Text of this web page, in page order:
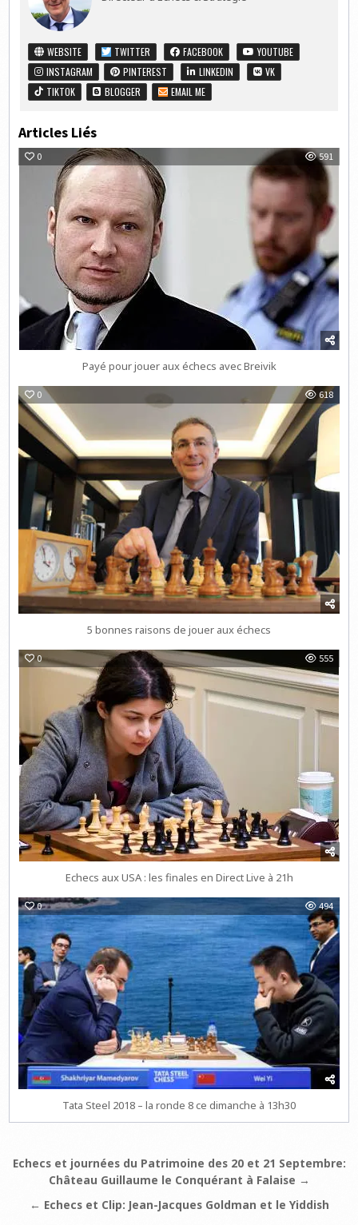
WEBSITE TWITTER FACEBOOK
YOUTUBE
INSTAGRAM
PINTEREST LINKEDIN
VK
TIKTOK
BLOGGER EMAIL ME
Articles Liés
0 591
Payé pour jouer aux échecs avec Breivik
0 618
5 bonnes raisons de jouer aux échecs
0 555
Echecs aux USA : les finales en Direct Live à 21h
0 494
Tata Steel 2018 – la ronde 8 ce dimanche à 13h30
Navigation
l’article
Echecs et journées du Patrimoine des 20 et 21 Septembre:
Château Guillaume le Conquérant à Falaise →
← Echecs et Clip: Jean-Jacques Goldman et le Yiddish